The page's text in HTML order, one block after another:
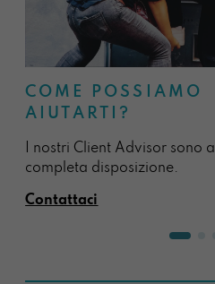
COME POSSIAMO
AIUTARTI?
I nostri Client Advisor sono
completa disposizione.
Contattaci